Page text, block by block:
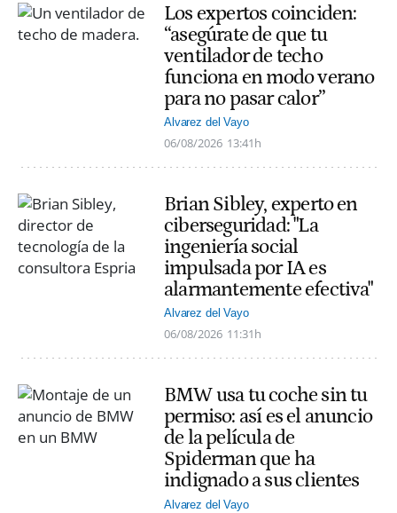
Los expertos coinciden:
“asegúrate de que tu
ventilador de techo
funciona en modo verano
para no pasar calor”
Alvarez del Vayo
06/08/2026 13:41h
Brian Sibley, experto en
ciberseguridad: "La
ingeniería social
impulsada por IA es
alarmantemente efectiva"
Alvarez del Vayo
06/08/2026 11:31h
BMW usa tu coche sin tu
permiso: así es el anuncio
de la película de
Spiderman que ha
indignado a sus clientes
Alvarez del Vayo